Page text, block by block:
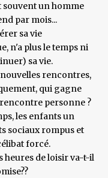
souvent un homme
par mois...
sa vie
n'a plus le temps ni
sa vie.
nouvelles rencontres,
qui gagne
personne ?
les enfants un
sociaux rompus et
forcé.
heures de loisir va-t-il